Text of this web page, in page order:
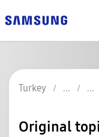
Turkey
Original